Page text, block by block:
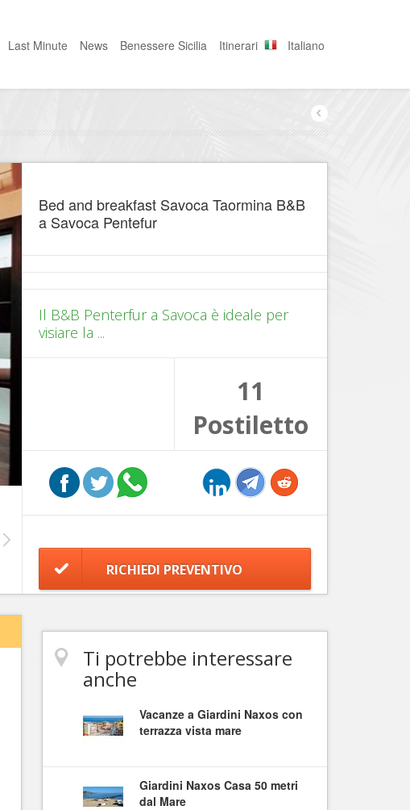
Last Minute News Benessere Sicilia Itinerari Italiano
Bed and breakfast Savoca Taormina B&B
a Savoca Pentefur
Il B&B Penterfur a Savoca è ideale per
visiare la ...
11
Postiletto
RICHIEDI PREVENTIVO
Ti potrebbe interessare
anche
Vacanze a Giardini Naxos con
terrazza vista mare
Giardini Naxos Casa 50 metri
dal Mare